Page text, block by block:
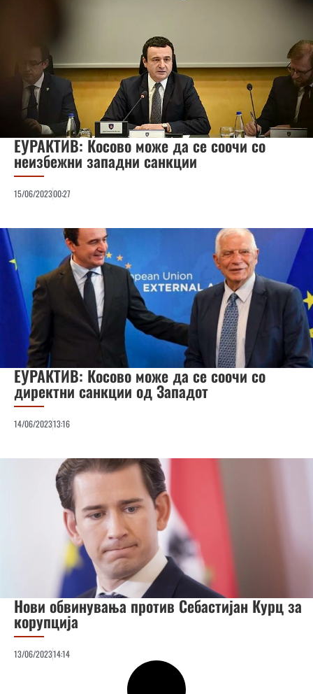
ЕУРАКТИВ: Косово може да се соочи со
неизбежни западни санкции
15/06/202300:27
ЕУРАКТИВ: Косово може да се соочи со
директни санкции од Западот
14/06/202313:16
Нови обвинувања против Себастијан Курц за
корупција
13/06/202314:14